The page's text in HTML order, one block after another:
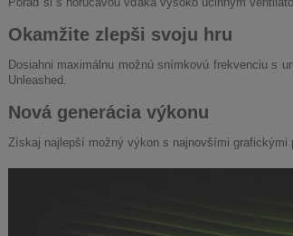
Okamžite zlepši svoju hru
Dosiahni maximálnu možnú snímkovú frekvenciu s
Unleashed.
Nová generácia výkonu
Získaj najlepší možný výkon s najnovšími